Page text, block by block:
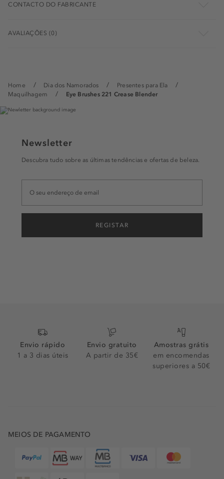
Home Dia dos Namorados
Presentes para Ela
Maquilhagem
Eye Brushes 221 Crease Blender
CONTACTO DO FABRICANTE
AVALIAÇÕES (0)
Newsletter
Descubra tudo sobre as últimas tendências e ofertas de beleza.
REGISTAR
Envio rápido
1 a 3 dias úteis
Envio gratuito
A partir de 35€
Amostras grátis
em encomendas
superiores a 50€
MEIOS DE PAGAMENTO